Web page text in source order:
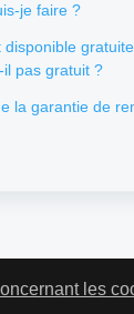
je faire ?
pas gratuit ?
la garantie de
les